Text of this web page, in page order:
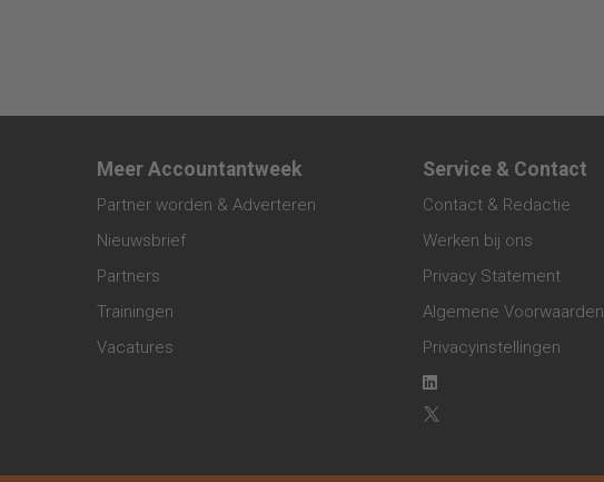
Meer Accountantweek
Partner worden & Adverteren
Nieuwsbrief
Partners
Trainingen
Vacatures
Service & Contact
Contact & Redactie
Werken bij ons
Privacy Statement
Algemene Voorwaarden
Privacyinstellingen